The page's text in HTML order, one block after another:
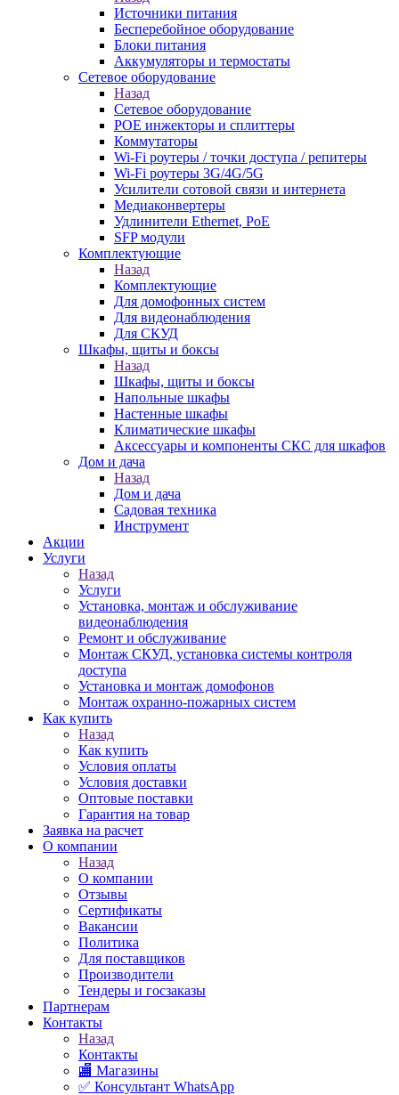
Источники питания
Бесперебойное оборудование
Блоки питания
Аккумуляторы и термостаты
Сетевое оборудование
Назад
Сетевое оборудование
POE инжекторы и сплиттеры
Коммутаторы
Wi-Fi роутеры / точки доступа / репитеры
Wi-Fi роутеры 3G/4G/5G
Усилители сотовой связи и интернета
Медиаконвертеры
Удлинители Ethernet, PoE
SFP модули
Комплектующие
Назад
Комплектующие
Для домофонных систем
Для видеонаблюдения
Для СКУД
Шкафы, щиты и боксы
Назад
Шкафы, щиты и боксы
Напольные шкафы
Настенные шкафы
Климатические шкафы
Аксессуары и компоненты СКС для шкафов
Дом и дача
Назад
Дом и дача
Садовая техника
Инструмент
Акции
Услуги
Назад
Услуги
Установка, монтаж и обслуживание
видеонаблюдения
Ремонт и обслуживание
Монтаж СКУД, установка системы контроля
доступа
Установка и монтаж домофонов
Монтаж охранно-пожарных систем
Как купить
Назад
Как купить
Условия оплаты
Условия доставки
Оптовые поставки
Гарантия на товар
Заявка на расчет
О компании
Назад
О компании
Отзывы
Сертификаты
Вакансии
Политика
Для поставщиков
Производители
Тендеры и госзаказы
Партнерам
Контакты
Назад
Контакты
🏬 Магазины
✅️ Консультант WhatsApp